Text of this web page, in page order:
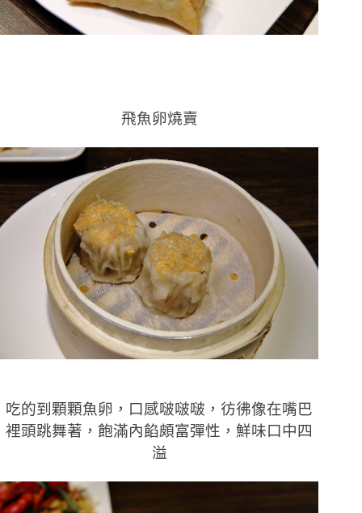
飛魚卵燒賣
吃的到顆顆魚卵，口感啵啵啵，彷彿像在嘴巴
裡頭跳舞著，飽滿內餡頗富彈性，鮮味口中四
溢